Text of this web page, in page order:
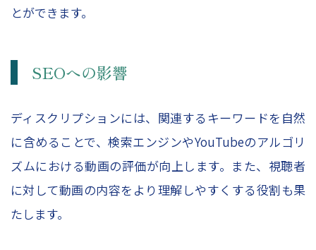
とができます。
SEOへの影響
ディスクリプションには、関連するキーワードを自然
に含めることで、検索エンジンやYouTubeのアルゴリ
ズムにおける動画の評価が向上します。また、視聴者
に対して動画の内容をより理解しやすくする役割も果
たします。